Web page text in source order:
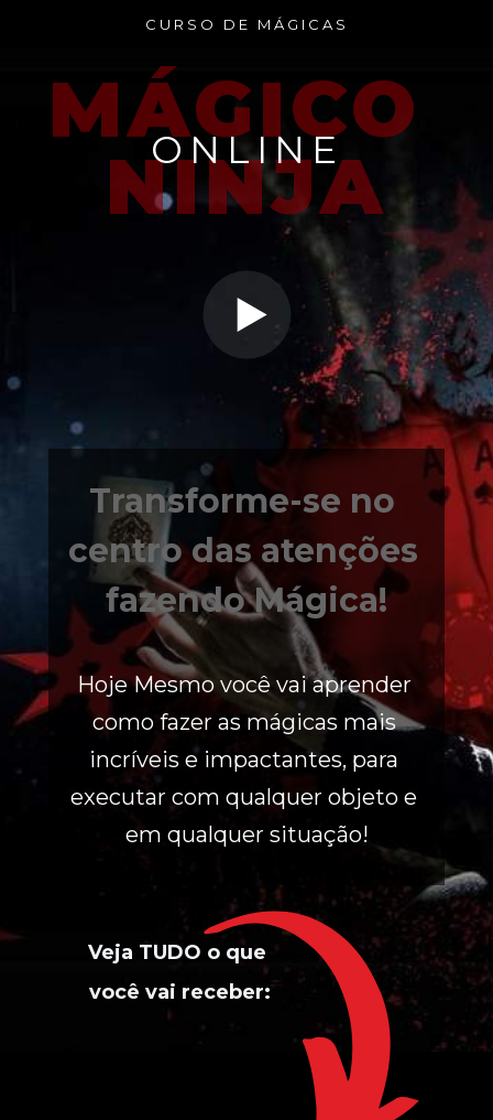
CURSO DE MÁGICAS
MÁGICO
NINJA
ONLINE
Transforme-se no
centro das atenções
fazendo Mágica!
Hoje Mesmo você vai aprender
como fazer as mágicas mais
incríveis e impactantes, para
executar com qualquer objeto e
em qualquer situação!
Veja TUDO o que
você vai receber: